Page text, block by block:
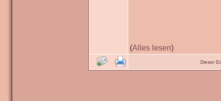
(Alles lesen)
Dieser